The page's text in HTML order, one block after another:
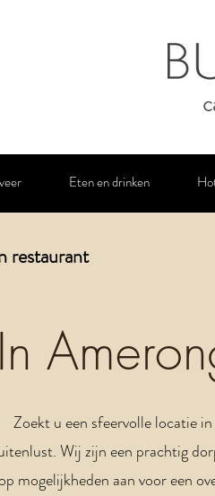
Eten en drinken
restaurant
In
Zoekt u een sfeervolle locatie
Wij zijn een prachtig
mogelijkheden aan voor een